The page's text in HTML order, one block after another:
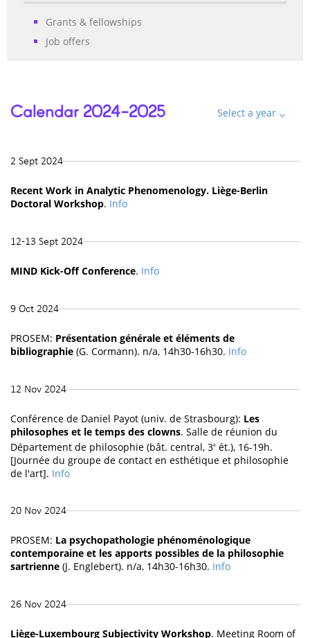
Grants & fellowships
Job offers
Select a year
Calendar 2024-2025
2 Sept 2024
Recent Work in Analytic Phenomenology. Liège-Berlin
Doctoral Workshop. Info
12-13 Sept 2024
MIND Kick-Off Conference. Info
9 Oct 2024
PROSEM: Présentation générale et éléments de
bibliographie (G. Cormann). n/a, 14h30-16h30. Info
12 Nov 2024
Conférence de Daniel Payot (univ. de Strasbourg): Les
philosophes et le temps des clowns. Salle de réunion du
Département de philosophie (bât. central, 3e ét.), 16-19h.
[Journée du groupe de contact en esthétique et philosophie
de l'art]. Info
20 Nov 2024
PROSEM: La psychopathologie phénoménologique
contemporaine et les apports possibles de la philosophie
sartrienne (J. Englebert). n/a, 14h30-16h30. Info
26 Nov 2024
Liège-Luxembourg Subjectivity Workshop. Meeting Room of